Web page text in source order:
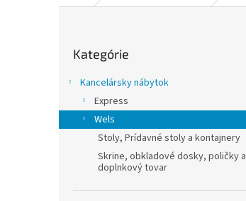
a
kategórie
Kategórie
Kancelársky nábytok
Express
Wels
Stoly, Prídavné stoly a kontajnery
Skrine, obkladové dosky, poličky a
doplnkový tovar